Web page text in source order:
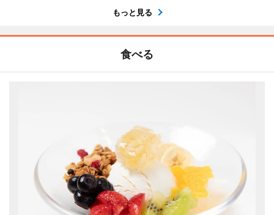
もっと見る
食べる